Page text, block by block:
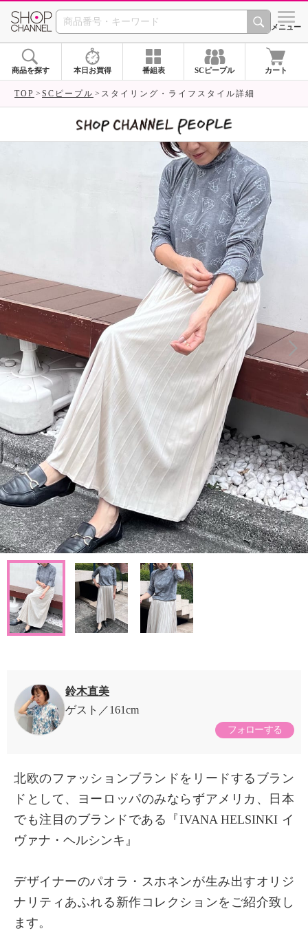
SHOP CHANNEL シメニュー
商品を探す 本日お買得 番組表 SCピープル カート
TOP SCピープル スタイリング・ライフスタイル詳細
鈴木直美
ゲスト
161cm
フォローする
北欧のファッションブランドをリードするブラン
ドとして、ヨーロッパのみならずアメリカ、日本
でも注目のブランドである『IVANA HELSINKI イ
ヴァナ・ヘルシンキ』
デザイナーのパオラ・スホネンが生み出すオリジ
ナリティあふれる新作コレクションをご紹介致し
ます。